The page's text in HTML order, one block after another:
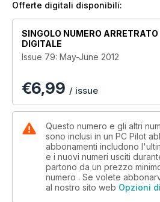
characteristics make the Phenom
simulation transport
• Piper Malibu PA-46 from
installed, Vista or 7 (32- or 64-Bit).
FSX with SP1 and SP2 (or
Pentium V/2GHz or similar – 2GB
205 MB available hard
Scenery review
• New Zealand South from Orbx -
are simply the best scenery add-
Flight Simulation. If you have
products, the natural diversity in
Offerte digitali disponibili:
SINGOLO NUMERO ARRETRATO
DIGITALE
Issue 79: May-June 2012
€6,99 / issue
Questo numero e gli altri
sono inclusi in un PC Pilot
abbonamenti includono
e i nuovi numeri usciti
partono da un prezzo
numero . Se volete
al nostro sito web Opzioni